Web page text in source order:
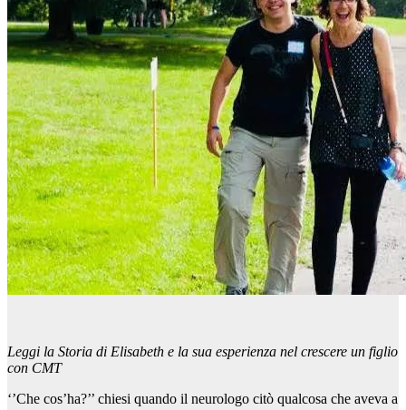
Leggi la Storia di Elisabeth e la sua esperienza nel crescere un figlio
con CMT
‘’Che cos’ha?’’ chiesi quando il neurologo citò qualcosa che aveva a